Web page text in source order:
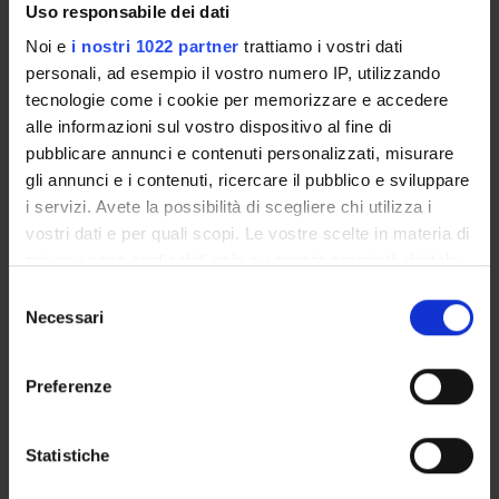
Uso responsabile dei dati
Noi e i nostri 1022 partner trattiamo i vostri dati
personali, ad esempio il vostro numero IP, utilizzando
tecnologie come i cookie per memorizzare e accedere
alle informazioni sul vostro dispositivo al fine di
pubblicare annunci e contenuti personalizzati, misurare
gli annunci e i contenuti, ricercare il pubblico e sviluppare
i servizi. Avete la possibilità di scegliere chi utilizza i
vostri dati e per quali scopi. Le vostre scelte in materia di
modificare o revocare il proprio consenso in qualsiasi
momento dalla Dichiarazione sui cookie o facendo clic
raccogliere informazioni sulla tua posizione
geografica, con un'approssimazione di qualche
delNecessari
Preferenze
Statistiche
Funds:assigned and managed by the department
PROJECT PARTICIPANTS
Andrea Cipriani
Psychiatry
Section of Psychiatry and Clinical Psychology